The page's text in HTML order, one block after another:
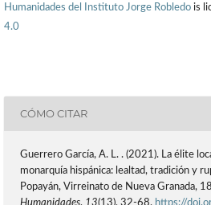
Humanidades del Instituto Jorge Robledo is
4.0
CÓMO CITAR
Guerrero García, A. L. . (2021). La élite
monarquía hispánica: lealtad, tradición y
Popayán, Virreinato de Nueva Granada,
Humanidades, 13(13), 32-68. https://